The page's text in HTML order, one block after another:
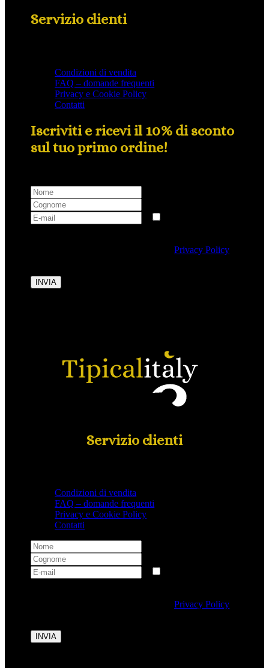
Servizio clienti
Condizioni di vendita
FAQ – domande frequenti
Privacy e Cookie Policy
Contatti
Iscriviti e ricevi il 10% di sconto
sul tuo primo ordine!
dei dati personali conformemente allaPrivacy Policy
INVIA
Servizio clienti
Condizioni di vendita
FAQ – domande frequenti
Privacy e Cookie Policy
Contatti
dei dati personali conformemente allaPrivacy Policy
INVIA